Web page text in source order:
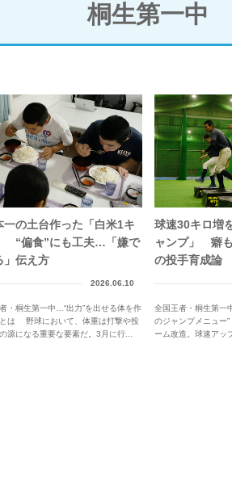
桐生第一中
一の土台作った「白米1キ
“偏食”にも工夫…「嫌で
」伝え方
2026.06.10
・桐生第一中…“出力”を出せる体を作
は 野球において、体重は打撃や投
源になる重要な要素だ。3月に行...
球速30キロ増
ャンプ」 癖
の投手育成論
全国王者・桐生第一
のジャンプメニュー
ーム改造。球速アッ